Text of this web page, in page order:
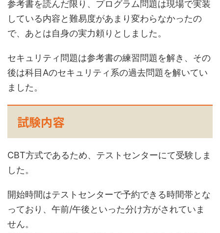
参考書を読んだ限り、プログラム問題は現場で実装
している内容と難易度があまり変わらなかったの
で、あとは自身の実力頼りとしました。
セキュリティ問題は参考書の練習問題を解き、その
後は科目Aのセキュリティ系の過去問題を解いてい
ました。
試験内容
CBT方式であるため、テストセンターにて受験しま
した。
開始時間はテストセンターで予約できる時間帯とな
っており、午前/午後といった分け方がされていま
せん。